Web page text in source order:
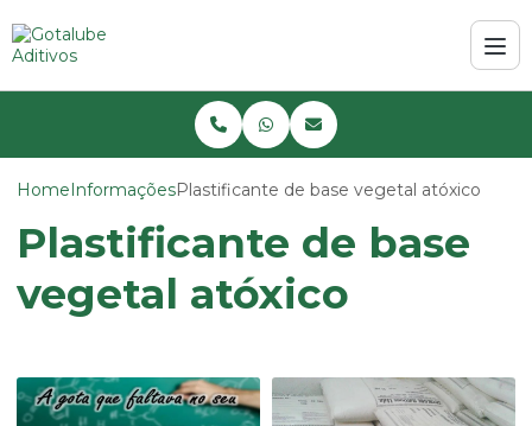
HomeInformaçõesPlastificante de base vegetal atóxico
Plastificante de base
vegetal atóxico